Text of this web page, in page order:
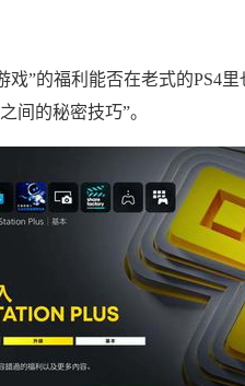
戏”的福利能否在老式的PS4
间的秘密技巧”。